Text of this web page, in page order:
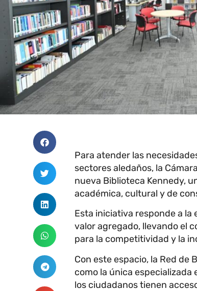
Para atender las
sectores aledaños, la
nueva Biblioteca Kennedy,
académica, cultural y de
Esta iniciativa responde a
valor agregado, llevando el
para la competitividad y la
Con este espacio, la Red de
como la única especializada
los ciudadanos tienen